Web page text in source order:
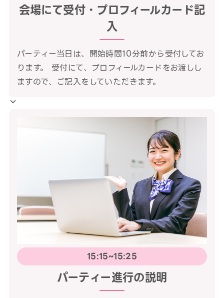
会場にて受付・プロフィールカード記
入
パーティー当日は、開始時間10分前から受付してお
ります。 受付にて、プロフィールカードをお渡しし
ますので、ご記入をしていただきます。
15:15~15:25
パーティー進行の説明